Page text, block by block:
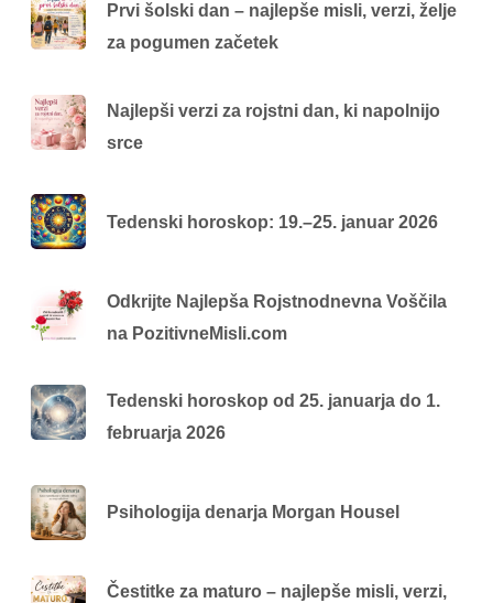
Prvi šolski dan – najlepše misli, verzi, želje
za pogumen začetek
Najlepši verzi za rojstni dan, ki napolnijo
srce
Tedenski horoskop: 19.–25. januar 2026
Odkrijte Najlepša Rojstnodnevna Voščila
na PozitivneMisli.com
Tedenski horoskop od 25. januarja do 1.
februarja 2026
Psihologija denarja Morgan Housel
Čestitke za maturo – najlepše misli, verzi,